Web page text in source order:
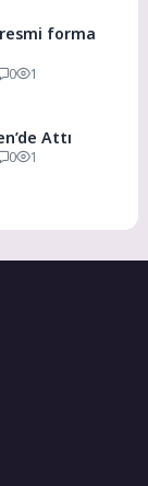
resmi forma
0 1
Attı
0 1